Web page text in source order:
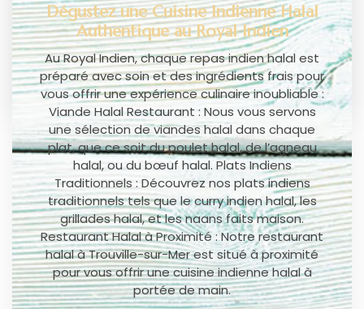
Plats à emporter
Savourez nos plats chez vous grâce à nos
options à emporter.
Dégustez une Cuisine Indienne Halal
Authentique au Royal Indien
Au Royal Indien, chaque repas indien halal est
préparé avec soin et des ingrédients frais pour
vous offrir une expérience culinaire inoubliable :
Viande Halal Restaurant : Nous vous servons
une sélection de viandes halal dans chaque
plat, que ce soit du poulet halal, de l’agneau
halal, ou du bœuf halal. Plats Indiens
Traditionnels : Découvrez nos plats indiens
traditionnels tels que le curry indien halal, les
grillades halal, et les naans faits maison.
Restaurant Halal à Proximité : Notre restaurant
halal à Trouville-sur-Mer est situé à proximité
pour vous offrir une cuisine indienne halal à
portée de main.